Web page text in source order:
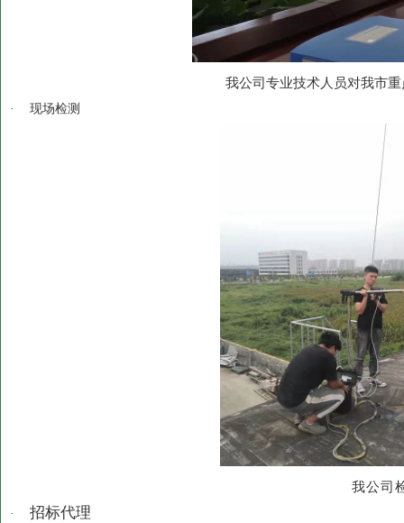
我公司专业技术人员对我市
· 现场检测
我公司
· 招标代理